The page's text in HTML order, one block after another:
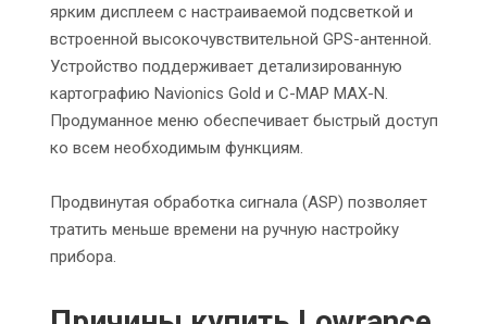
ярким дисплеем с настраиваемой подсветкой и
встроенной высокочувствительной GPS-антенной.
Устройство поддерживает детализированную
картографию Navionics Gold и С-MAP MAX-N.
Продуманное меню обеспечивает быстрый доступ
ко всем необходимым функциям.
Продвинутая обработка сигнала (ASP) позволяет
тратить меньше времени на ручную настройку
прибора.